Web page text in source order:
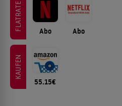
FLATRATE Abo Abo
KAUFEN
55.15€